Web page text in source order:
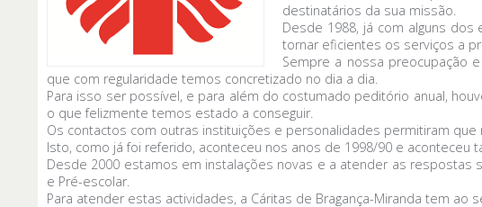
destinatários da sua missão.
Desde 1988, já com alguns
tornar eficientes os serviços a
Sempre a nossa preocupação
que com regularidade temos concretizado no dia a dia.
Para isso ser possível, e para além do costumado peditório anual,
o que felizmente temos estado a conseguir.
Os contactos com outras instituições e personalidades permitiram
Isto, como já foi referido, aconteceu nos anos de 1998/90 e aconteceu
Desde 2000 estamos em instalações novas e a atender as respostas
e Pré-escolar.
Para atender estas actividades, a Cáritas de Bragança-Miranda tem